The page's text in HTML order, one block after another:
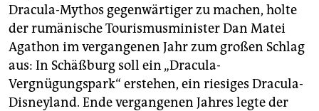
Dracula-Mythos gegenwärtiger zu machen, holte
der rumänische Tourismusminister Dan Matei
Agathon im vergangenen Jahr zum großen Schlag
aus: In Schäßburg soll ein „Dracula-
Vergnügungspark“ erstehen, ein riesiges Dracula-
Disneyland. Ende vergangenen Jahres legte der